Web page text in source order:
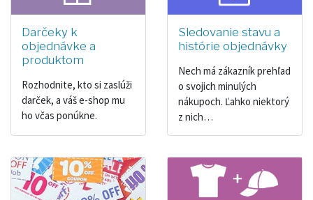
Darčeky k
objednávke a
produktom
Rozhodnite, kto si zaslúži
darček, a váš e-shop mu
ho včas ponúkne.
Sledovanie stavu a
histórie objednávky
Nech má zákazník prehľad
o svojich minulých
nákupoch. Ľahko niektorý
z nich…